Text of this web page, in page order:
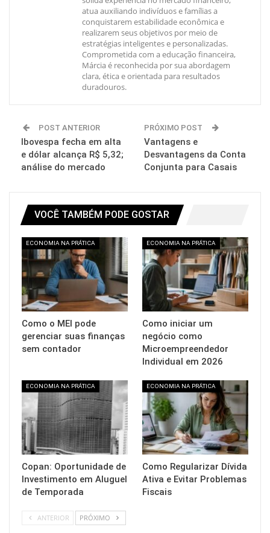
atua auxiliando indivíduos e famílias a
conquistarem estabilidade econômica e
realizarem seus objetivos por meio de
estratégias inteligentes e personalizadas.
Comprometida com a educação financeira,
Márcia é reconhecida por sua abordagem
clara, ética e orientada para resultados
duradouros.
POST ANTERIOR
Ibovespa fecha em alta
e dólar alcança R$ 5,32;
análise do mercado
PRÓXIMO POST
Vantagens e
Desvantagens da Conta
Conjunta para Casais
VOCÊ TAMBÉM PODE GOSTAR
ECONOMIA NA PRÁTICA
Como o MEI pode
gerenciar suas finanças
sem contador
ECONOMIA NA PRÁTICA
Como iniciar um
negócio como
Microempreendedor
Individual em 2026
ECONOMIA NA PRÁTICA
Copan: Oportunidade de
Investimento em Aluguel
de Temporada
ECONOMIA NA PRÁTICA
Como Regularizar Dívida
Ativa e Evitar Problemas
Fiscais
ANTERIOR PRÓXIMO